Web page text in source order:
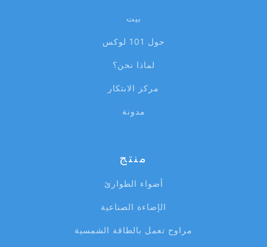
بيت
حول 101 لوكس
لماذا نحن؟
مركز الابتكار
مدونة
منتج
أضواء الطوارئ
الإضاءة الصناعية
مراوح تعمل بالطاقة الشمسية